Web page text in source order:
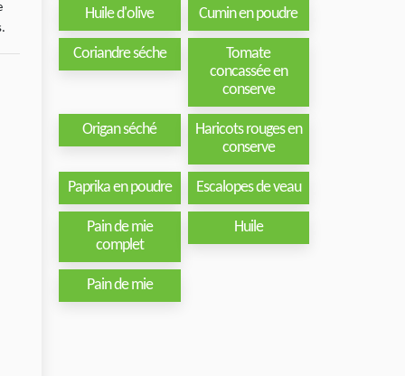
Huile d'olive Cumin en poudre
Coriandre séche
Tomate
concassée en
conserve
Origan séché
Haricots rouges en
conserve
Paprika en poudre Escalopes de veau
Pain de mie
complet
Huile
Pain de mie